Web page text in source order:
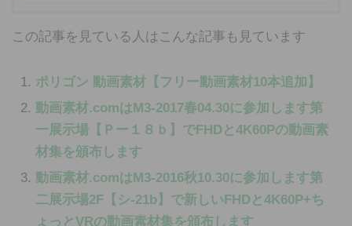
この記事を見ている人はこんな記事も見ています
ポリゴン 動画素材【フリー動画素材10本追加】
動画素材.comはM3-2017春04.30に参加します第
一展示場【Ｐー１８ｂ】でFHDと4K60Pの動画素
材集を頒布します
動画素材.comはM3-2016秋10.30に参加します第
二展示場2F【シ-21b】で新しいFHDと4K60P+ち
ょっとVRの動画素材集を頒布します